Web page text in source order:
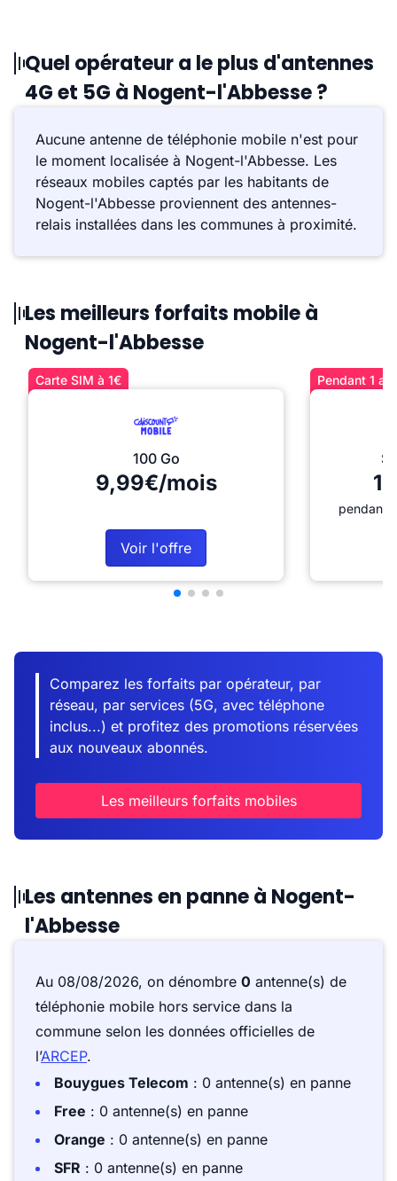
Quel opérateur a le plus d'antennes
4G et 5G à Nogent-l'Abbesse ?
Aucune antenne de téléphonie mobile n'est pour
le moment localisée à Nogent-l'Abbesse. Les
réseaux mobiles captés par les habitants de
Nogent-l'Abbesse proviennent des antennes-
relais installées dans les communes à proximité.
Les meilleurs forfaits mobile à
Nogent-l'Abbesse
Carte SIM à 1€
100 Go
9,99€/mois
Voir l'offre
Pendant 1
pendant
Comparez les forfaits par opérateur, par
réseau, par services (5G, avec téléphone
inclus...) et profitez des promotions réservées
aux nouveaux abonnés.
Les meilleurs forfaits mobiles
Les antennes en panne à Nogent-
l'Abbesse
Au 08/08/2026, on dénombre 0 antenne(s) de
téléphonie mobile hors service dans la
commune selon les données officielles de
l’ARCEP.
Bouygues Telecom : 0 antenne(s) en panne
Free : 0 antenne(s) en panne
Orange : 0 antenne(s) en panne
SFR : 0 antenne(s) en panne